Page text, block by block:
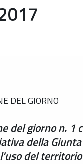
DEL GIORNO
del giorno n. 1
della
del